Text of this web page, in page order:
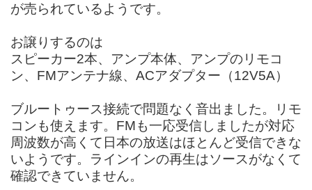
が売られているようです。
お譲りするのは
スピーカー2本、アンプ本体、アンプのリモコ
ン、FMアンテナ線、ACアダプター（12V5A）
ブルートゥース接続で問題なく音出ました。リモ
コンも使えます。FMも一応受信しましたが対応
周波数が高くて日本の放送はほとんど受信できな
いようです。ラインインの再生はソースがなくて
確認できていません。